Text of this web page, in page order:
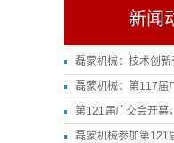
新闻
磊蒙机械：技术创新
磊蒙机械：第117届
第121届广交会开幕
磊蒙机械参加第121